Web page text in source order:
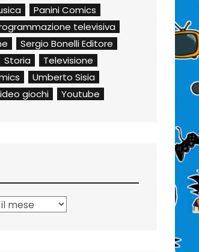
Panini Comics
televisiva
Sergio Bonelli Editore
Storia
Televisione
Umberto Sisia
giochi Youtube